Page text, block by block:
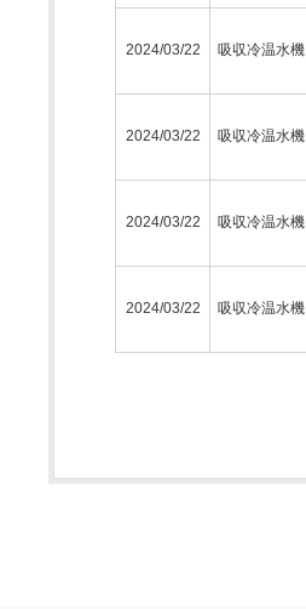
2024/03/22 吸収冷温水機
2024/03/22 吸収冷温水機
2024/03/22 吸収冷温水機
2024/03/22 吸収冷温水機